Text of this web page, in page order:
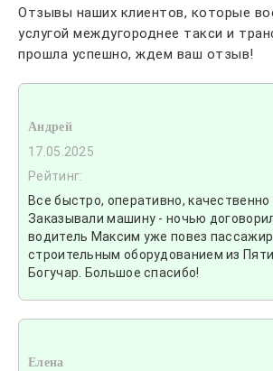
Отзывы наших клиентов, которые
услугой междугороднее такси и
прошла успешно, ждем ваш отзыв!
Андрей
17.05.2025
Рейтинг:
Все быстро, оперативно,
Заказывали машину - ночью
водитель Максим уже повез
строительным оборудованием из
Богучар. Большое спасибо!
Елена